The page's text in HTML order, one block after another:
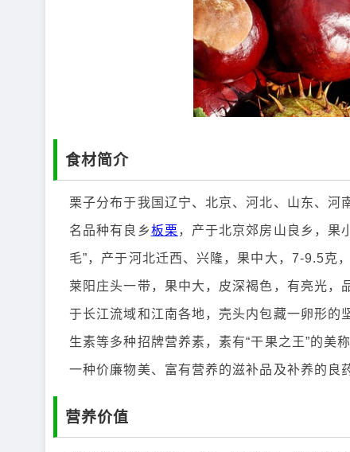
食材简介
栗子分布于我国辽宁、北京、河北、山东、
名品种有良乡板栗，产于北京郊房山良乡，果
毛”，产于河北迁西、兴隆，果中大，7-9.5克
莱阳庄头一带，果中大，皮深褐色，有亮光，
于长江流域和江南各地，壳头内包藏一卵形的
生素等多种招牌营养素，素有“干果之王”的美
一种价廉物美、富有营养的滋补品及补养的良
营养价值